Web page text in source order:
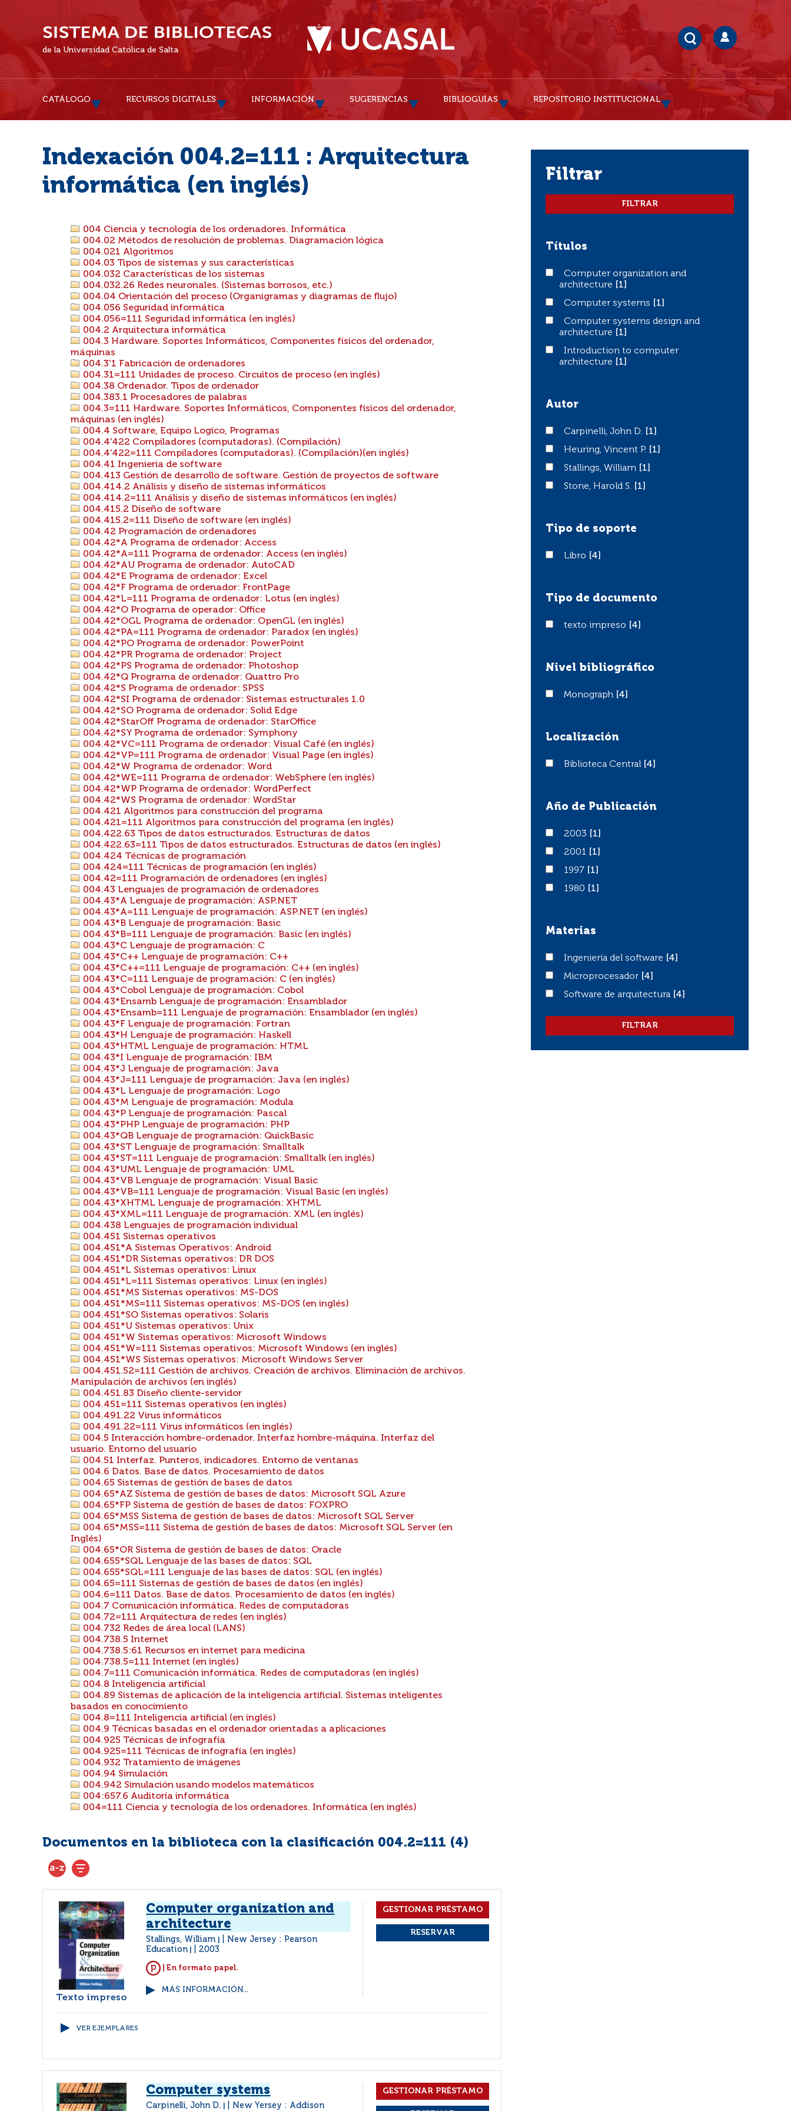
de la Universidad Católica de Salta
CATÁLOGO RECURSOS DIGITALES INFORMACIÓN SUGERENCIAS BIBLIOGUÍAS REPOSITORIO INSTITUCIONAL
Indexación 004.2=111 : Arquitectura
informática (en inglés)
004 Ciencia y tecnología de los ordenadores. Informática
004.02 Métodos de resolución de problemas. Diagramación lógica
004.021 Algoritmos
004.03 Tipos de sistemas y sus características
004.032 Características de los sistemas
004.032.26 Redes neuronales. (Sistemas borrosos, etc.)
004.04 Orientación del proceso (Organigramas y diagramas de flujo)
004.056 Seguridad informática
004.056=111 Seguridad informática (en inglés)
004.2 Arquitectura informática
004.3 Hardware. Soportes Informáticos, Componentes físicos del ordenador,
máquinas
004.3'1 Fabricación de ordenadores
004.31=111 Unidades de proceso. Circuitos de proceso (en inglés)
004.38 Ordenador. Tipos de ordenador
004.383.1 Procesadores de palabras
004.3=111 Hardware. Soportes Informáticos, Componentes físicos del ordenador,
máquinas (en inglés)
004.4 Software, Equipo Logico, Programas
004.4'422 Compiladores (computadoras). (Compilación)
004.4'422=111 Compiladores (computadoras). (Compilación)(en inglés)
004.41 Ingenieria de software
004.413 Gestión de desarrollo de software. Gestión de proyectos de software
004.414.2 Análisis y diseño de sistemas informáticos
004.414.2=111 Análisis y diseño de sistemas informáticos (en inglés)
004.415.2 Diseño de software
004.415.2=111 Diseño de software (en inglés)
004.42 Programación de ordenadores
004.42*A Programa de ordenador: Access
004.42*A=111 Programa de ordenador: Access (en inglés)
004.42*AU Programa de ordenador: AutoCAD
004.42*E Programa de ordenador: Excel
004.42*F Programa de ordenador: FrontPage
004.42*L=111 Programa de ordenador: Lotus (en inglés)
004.42*O Programa de operador: Office
004.42*OGL Programa de ordenador: OpenGL (en inglés)
004.42*PA=111 Programa de ordenador: Paradox (en inglés)
004.42*PO Programa de ordenador: PowerPoint
004.42*PR Programa de ordenador: Project
004.42*PS Programa de ordenador: Photoshop
004.42*Q Programa de ordenador: Quattro Pro
004.42*S Programa de ordenador: SPSS
004.42*SI Programa de ordenador: Sistemas estructurales 1.0
004.42*SO Programa de ordenador: Solid Edge
004.42*StarOff Programa de ordenador: StarOffice
004.42*SY Programa de ordenador: Symphony
004.42*VC=111 Programa de ordenador: Visual Café (en inglés)
004.42*VP=111 Programa de ordenador: Visual Page (en inglés)
004.42*W Programa de ordenador: Word
004.42*WE=111 Programa de ordenador: WebSphere (en inglés)
004.42*WP Programa de ordenador: WordPerfect
004.42*WS Programa de ordenador: WordStar
004.421 Algoritmos para construcción del programa
004.421=111 Algoritmos para construcción del programa (en inglés)
004.422.63 Tipos de datos estructurados. Estructuras de datos
004.422.63=111 Tipos de datos estructurados. Estructuras de datos (en inglés)
004.424 Técnicas de programación
004.424=111 Técnicas de programación (en inglés)
004.42=111 Programación de ordenadores (en inglés)
004.43 Lenguajes de programación de ordenadores
004.43*A Lenguaje de programación: ASP.NET
004.43*A=111 Lenguaje de programación: ASP.NET (en inglés)
004.43*B Lenguaje de programación: Basic
004.43*B=111 Lenguaje de programación: Basic (en inglés)
004.43*C Lenguaje de programación: C
004.43*C++ Lenguaje de programación: C++
004.43*C++=111 Lenguaje de programación: C++ (en inglés)
004.43*C=111 Lenguaje de programación: C (en inglés)
004.43*Cobol Lenguaje de programación: Cobol
004.43*Ensamb Lenguaje de programación: Ensamblador
004.43*Ensamb=111 Lenguaje de programación: Ensamblador (en inglés)
004.43*F Lenguaje de programación: Fortran
004.43*H Lenguaje de programación: Haskell
004.43*HTML Lenguaje de programación: HTML
004.43*I Lenguaje de programación: IBM
004.43*J Lenguaje de programación: Java
004.43*J=111 Lenguaje de programación: Java (en inglés)
004.43*L Lenguaje de programación: Logo
004.43*M Lenguaje de programación: Modula
004.43*P Lenguaje de programación: Pascal
004.43*PHP Lenguaje de programación: PHP
004.43*QB Lenguaje de programación: QuickBasic
004.43*ST Lenguaje de programación: Smalltalk
004.43*ST=111 Lenguaje de programación: Smalltalk (en inglés)
004.43*UML Lenguaje de programación: UML
004.43*VB Lenguaje de programación: Visual Basic
004.43*VB=111 Lenguaje de programación: Visual Basic (en inglés)
004.43*XHTML Lenguaje de programación: XHTML
004.43*XML=111 Lenguaje de programación: XML (en inglés)
004.438 Lenguajes de programación individual
004.451 Sistemas operativos
004.451*A Sistemas Operativos: Android
004.451*DR Sistemas operativos: DR DOS
004.451*L Sistemas operativos: Linux
004.451*L=111 Sistemas operativos: Linux (en inglés)
004.451*MS Sistemas operativos: MS-DOS
004.451*MS=111 Sistemas operativos: MS-DOS (en inglés)
004.451*SO Sistemas operativos: Solaris
004.451*U Sistemas operativos: Unix
004.451*W Sistemas operativos: Microsoft Windows
004.451*W=111 Sistemas operativos: Microsoft Windows (en inglés)
004.451*WS Sistemas operativos: Microsoft Windows Server
004.451.52=111 Gestión de archivos. Creación de archivos. Eliminación de archivos.
Manipulación de archivos (en inglés)
004.451.83 Diseño cliente-servidor
004.451=111 Sistemas operativos (en inglés)
004.491.22 Virus informáticos
004.491.22=111 Virus informáticos (en inglés)
004.5 Interacción hombre-ordenador. Interfaz hombre-máquina. Interfaz del
usuario. Entorno del usuario
004.51 Interfaz. Punteros, indicadores. Entorno de ventanas
004.6 Datos. Base de datos. Procesamiento de datos
004.65 Sistemas de gestión de bases de datos
004.65*AZ Sistema de gestión de bases de datos: Microsoft SQL Azure
004.65*FP Sistema de gestión de bases de datos: FOXPRO
004.65*MSS Sistema de gestión de bases de datos: Microsoft SQL Server
004.65*MSS=111 Sistema de gestión de bases de datos: Microsoft SQL Server (en
Inglés)
004.65*OR Sistema de gestión de bases de datos: Oracle
004.655*SQL Lenguaje de las bases de datos: SQL
004.655*SQL=111 Lenguaje de las bases de datos: SQL (en inglés)
004.65=111 Sistemas de gestión de bases de datos (en inglés)
004.6=111 Datos. Base de datos. Procesamiento de datos (en inglés)
004.7 Comunicación informática. Redes de computadoras
004.72=111 Arquitectura de redes (en inglés)
004.732 Redes de área local (LANS)
004.738.5 Internet
004.738.5:61 Recursos en internet para medicina
004.738.5=111 Internet (en inglés)
004.7=111 Comunicación informática. Redes de computadoras (en inglés)
004.8 Inteligencia artificial
004.89 Sistemas de aplicación de la inteligencia artificial. Sistemas inteligentes
basados en conocimiento
004.8=111 Inteligencia artificial (en inglés)
004.9 Técnicas basadas en el ordenador orientadas a aplicaciones
004.925 Técnicas de infografía
004.925=111 Técnicas de infografía (en inglés)
004.932 Tratamiento de imágenes
004.94 Simulación
004.942 Simulación usando modelos matemáticos
004:657.6 Auditoría informática
004=111 Ciencia y tecnología de los ordenadores. Informática (en inglés)
Documentos en la biblioteca con la clasificación 004.2=111 (4)
Texto impreso
Computer organization and
architecture
Stallings, William
New Jersey : Pearson
Education
2003
| En formato papel.
MÁS INFORMACIÓN...
VER EJEMPLARES
Computer systems
Carpinelli, John D. New Yersey : Addison
filtrar
Títulos
Computer organization and architecture
Computer organization and
architecture
[1]
Computer systems
Computer systems
[1]
Computer systems design and architecture
Computer systems design and
architecture
[1]
Introduction to computer architecture
Introduction to computer
architecture
[1]
Autor
Carpinelli, John D.
Carpinelli, John D.
[1]
Heuring, Vincent P.
Heuring, Vincent P.
[1]
Stallings, William
Stallings, William
[1]
Stone, Harold S.
Stone, Harold S. [1]
Tipo de soporte
LibroLibro [4]
Tipo de documento
texto impreso
texto impreso [4]
Nivel bibliográfico
Monograph
Monograph [4]
Localización
Biblioteca Central
Biblioteca Central [4]
Año de Publicación
20032003
[1]
20012001
[1]
19971997
[1]
19801980 [1]
Materias
Ingeniería del software
Ingeniería del software
[4]
Microprocesador
Microprocesador
[4]
Software de arquitectura
Software de arquitectura [4]